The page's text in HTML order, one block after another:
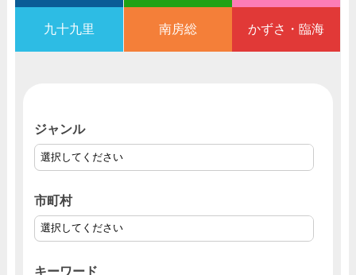
九十九里 南房総 かずさ・臨海
ジャンル
市町村
キーワード